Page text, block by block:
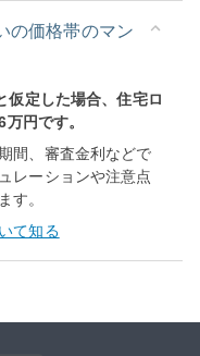
の価格帯のマン
仮定した場合、住宅ロ
円です。
間、審査金利などで
レーションや注意点
す。
て知る